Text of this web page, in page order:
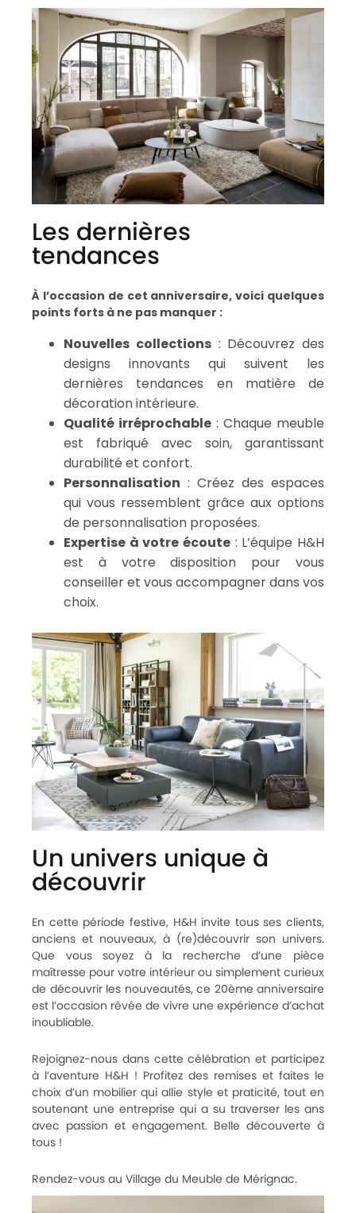
Les dernières
tendances
À l’occasion de cet anniversaire, voici quelques
points forts à ne pas manquer :
Nouvelles collections: Découvrez des
designs innovants qui suivent les
dernières tendances en matière de
décoration intérieure.
Qualité irréprochable : Chaque meuble
est fabriqué avec soin, garantissant
durabilité et confort.
Personnalisation : Créez des espaces
qui vous ressemblent grâce aux options
de personnalisation proposées.
Expertise à votre écoute : L’équipe H&H
est à votre disposition pour vous
conseiller et vous accompagner dans vos
choix.
Un univers unique à
découvrir
En cette période festive, H&H invite tous ses clients,
anciens et nouveaux, à (re)découvrir son univers.
Que vous soyez à la recherche d’une pièce
maîtresse pour votre intérieur ou simplement curieux
de découvrir les nouveautés, ce 20ème anniversaire
est l’occasion rêvée de vivre une expérience d’achat
inoubliable.
Rejoignez-nous dans cette célébration et participez
à l’aventure H&H ! Profitez des remises et faites le
choix d’un mobilier qui allie style et praticité, tout en
soutenant une entreprise qui a su traverser les ans
avec passion et engagement. Belle découverte à
tous !
Rendez-vous au Village du Meuble de Mérignac.